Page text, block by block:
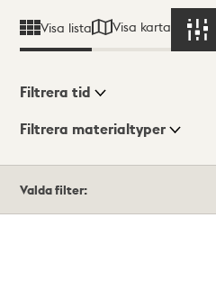
Visa lista Visa karta
Visningsläge
Filtrera tid
Filtrera materialtyper
träffar
Valda filter: